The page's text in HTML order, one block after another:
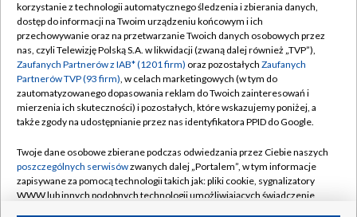
TVP
Abonament TVP
Emisja w TVP
Centrum informacji TVP
Naziemna Telewizja Cyfrowa
Rada Programowa
System NOS
Regulamin TVP
Polityka prywatności
Moje zgody
Pomoc
Kontakt
korzystanie z technologii automatycznego śledzenia i zbierania danych,
dostęp do informacji na Twoim urządzeniu końcowym i ich
przechowywanie oraz na przetwarzanie Twoich danych osobowych przez
nas, czyli Telewizję Polską S.A. w likwidacji (zwaną dalej również „TVP”),
Zaufanych Partnerów z IAB* (1201 firm) oraz pozostałych Zaufanych
Partnerów TVP (93 firm), w celach marketingowych (w tym do
zautomatyzowanego dopasowania reklam do Twoich zainteresowań i
mierzenia ich skuteczności) i pozostałych, które wskazujemy poniżej, a
także zgody na udostępnianie przez nas identyfikatora PPID do Google.
Twoje dane osobowe zbierane podczas odwiedzania przez Ciebie naszych
poszczególnych serwisówzwanych dalej „Portalem”, w tym informacje
zapisywane za pomocą technologii takich jak: pliki cookie, sygnalizatory
WWW lub innych podobnych technologii umożliwiających świadczenie